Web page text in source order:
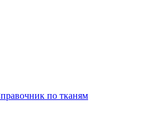
по тканям